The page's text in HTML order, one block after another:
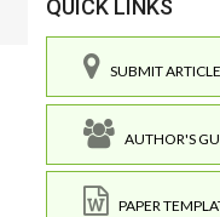
QUICK LINKS
SUBMIT ARTICLE
AUTHOR'S
PAPER